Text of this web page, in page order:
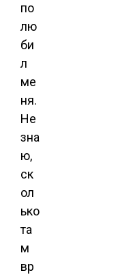
по
лю
би
л
ме
ня.
Не
зна
ю,
ск
ол
ько
та
м
вр